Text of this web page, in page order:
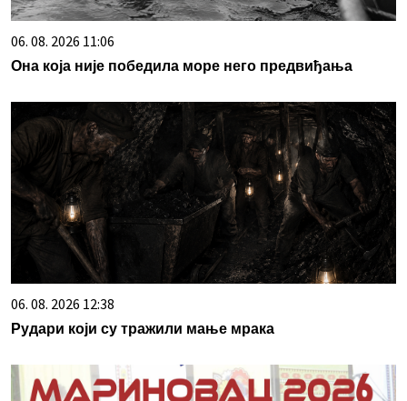
06. 08. 2026 11:06
Она која није победила море него предвиђања
06. 08. 2026 12:38
Рудари који су тражили мање мрака